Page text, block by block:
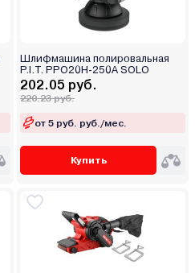
Шлифмашина полировальная
P.I.T. PPO20H-250A SOLO
202.05 руб.
220.23 руб.
от 5 руб. руб./мес.
Купить